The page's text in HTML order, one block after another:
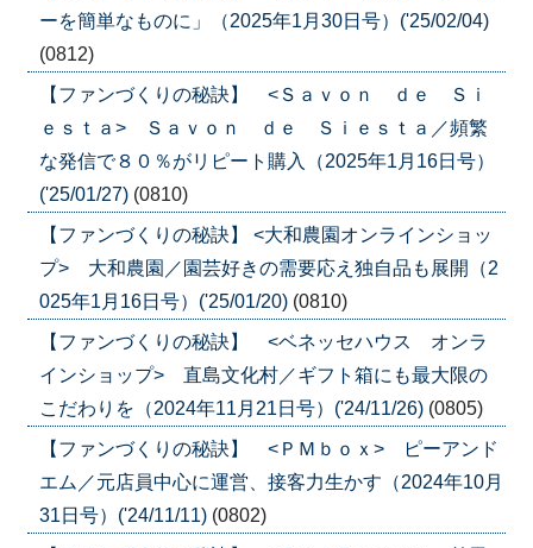
ーを簡単なものに」（2025年1月30日号）('25/02/04)
(0812)
【ファンづくりの秘訣】 <Ｓａｖｏｎ ｄｅ Ｓｉ
ｅｓｔａ> Ｓａｖｏｎ ｄｅ Ｓｉｅｓｔａ／頻繁
な発信で８０％がリピート購入（2025年1月16日号）
('25/01/27) (0810)
【ファンづくりの秘訣】 <大和農園オンラインショッ
プ> 大和農園／園芸好きの需要応え独自品も展開（2
025年1月16日号）('25/01/20) (0810)
【ファンづくりの秘訣】 <ベネッセハウス オンラ
インショップ> 直島文化村／ギフト箱にも最大限の
こだわりを（2024年11月21日号）('24/11/26) (0805)
【ファンづくりの秘訣】 <ＰＭｂｏｘ> ピーアンド
エム／元店員中心に運営、接客力生かす（2024年10月
31日号）('24/11/11) (0802)